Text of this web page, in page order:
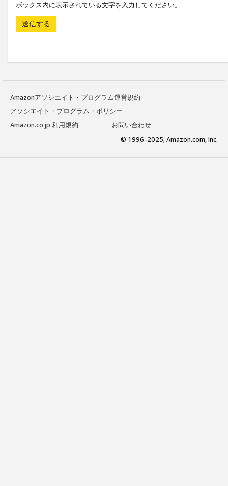
ボックス内に表示されている文字を入力してください。
送信する
Amazonアソシエイト・プログラム運営規約
アソシエイト・プログラム・ポリシー
Amazon.co.jp 利用規約
お問い合わせ
© 1996-2025, Amazon.com, Inc.